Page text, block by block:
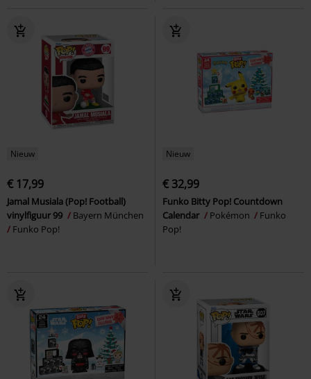
Nieuw
€ 17,99
Jamal Musiala (Pop! Football)
vinylfiguur 99
Bayern München
Funko Pop!
Nieuw
€ 32,99
Funko Bitty Pop! Countdown
Calendar
Pokémon
Funko
Pop!